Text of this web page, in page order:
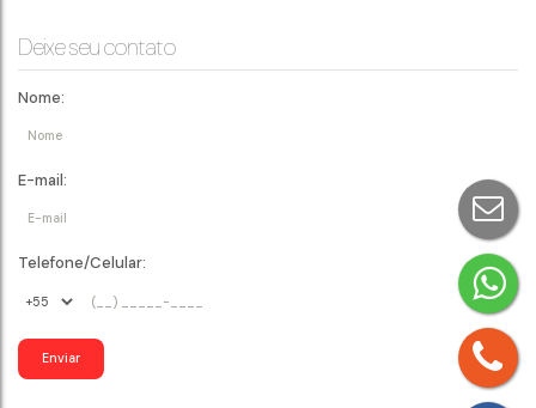
Deixe seu contato
Nome:
E-mail:
Telefone/Celular: